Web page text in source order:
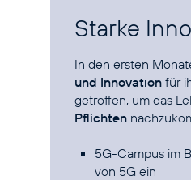
Starke
In den ersten
und Innovation für
getroffen, um das
Pflichten
5G-Campus im
von 5G ein